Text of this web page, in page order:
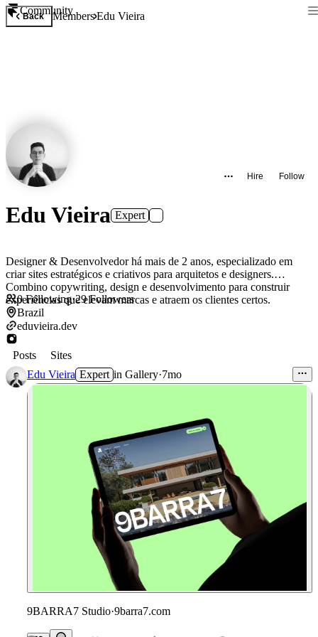
Community
Back MembersEdu Vieira
Hire Follow
Edu Vieira Expert
Designer & Desenvolvedor há mais de 2 anos, especializado em
criar sites estratégicos e criativos para arquitetos e designers.
Combino copywriting, design e desenvolvimento para construir
experiências que elevam marcas e atraem os clientes certos.
0Following·29 Followers
Brazil
eduvieira.dev
Posts
Sites
Edu Vieira Expert in Gallery·7mo
9BARRA7 Studio·9barra7.com